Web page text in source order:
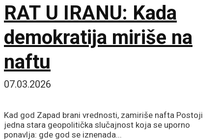
RAT U IRANU: Kada
demokratija miriše na
naftu
07.03.2026
Kad god Zapad brani vrednosti, zamiriše nafta Postoji
jedna stara geopolitička slučajnost koja se uporno
ponavlja: gde god se iznenada...